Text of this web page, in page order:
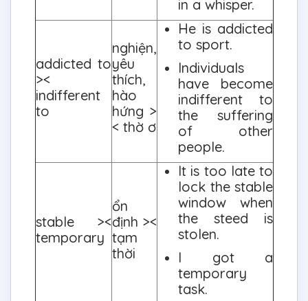
in a whisper.
addicted to
><
indifferent
to
nghiện,
yêu
thích,
hào
hứng >
< thờ ơ
He is addicted
to sport.
Individuals
have become
indifferent to
the suffering
of other
people.
stable ><
temporary
ổn
định ><
tạm
thời
It is too late to
lock the stable
window when
the steed is
stolen.
I got a
temporary
task.